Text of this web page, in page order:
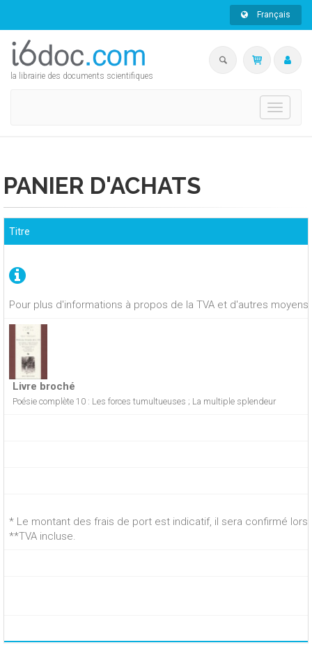
Français
la librairie des documents scientifiques
Toggle
PANIER D'ACHATS
Pour plus d'informations à propos de la TVA et d'autres
Titre
Livre broché
Poésie complète 10 : Les forces tumultueuses ; La multiple splendeur
* Le montant des frais de port est indicatif, il sera confirmé
**TVA incluse.